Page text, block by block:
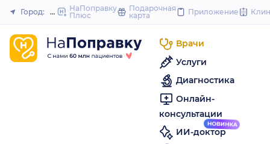
to
Закрыть
Город: Новороссийск
НаПоправку
Плюс
Подарочная
карта
Приложение
Врачи
Услуги
Диагностика
Онлайн-
консультации
ИИ-доктор